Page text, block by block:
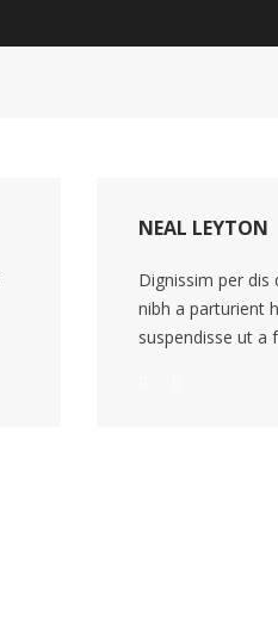
NEAL LEYTON
Dignissim per dis
nibh a parturient
suspendisse ut a